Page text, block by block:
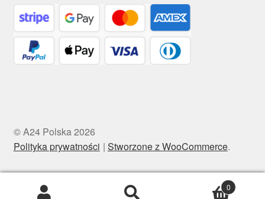
© A24 Polska 2026
Polityka prywatności
Stworzone z WooCommerce.
0